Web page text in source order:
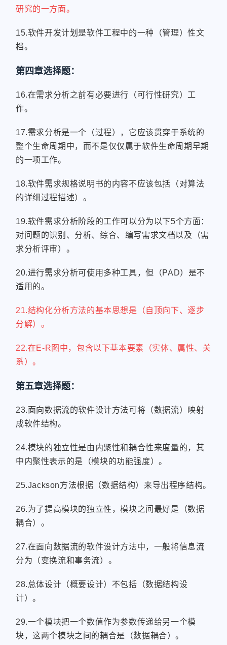
研究的一方面。
15.软件开发计划是软件工程中的一种（管理）性文
档。
第四章选择题：
16.在需求分析之前有必要进行（可行性研究）工
作。
17.需求分析是一个（过程），它应该贯穿于系统的
整个生命周期中，而不是仅仅属于软件生命周期早期
的一项工作。
18.软件需求规格说明书的内容不应该包括（对算法
的详细过程描述）。
19.软件需求分析阶段的工作可以分为以下5个方面：
对问题的识别、分析、综合、编写需求文档以及（需
求分析评审）。
20.进行需求分析可使用多种工具，但（PAD）是不
适用的。
21.结构化分析方法的基本思想是（自顶向下、逐步
分解）。
22.在E-R图中，包含以下基本要素（实体、属性、关
系）。
第五章选择题：
23.面向数据流的软件设计方法可将（数据流）映射
成软件结构。
24.模块的独立性是由内聚性和耦合性来度量的，其
中内聚性表示的是（模块的功能强度）。
25.Jackson方法根据（数据结构）来导出程序结构。
26.为了提高模块的独立性，模块之间最好是（数据
耦合）。
27.在面向数据流的软件设计方法中，一般将信息流
分为（变换流和事务流）。
28.总体设计（概要设计）不包括（数据结构设
计）。
29.一个模块把一个数值作为参数传递给另一个模
块，这两个模块之间的耦合是（数据耦合）。